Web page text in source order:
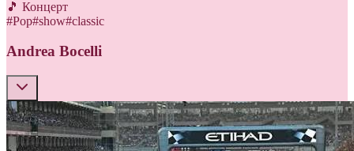
🎵 Концерт
#Pop#show#classic
Andrea Bocelli